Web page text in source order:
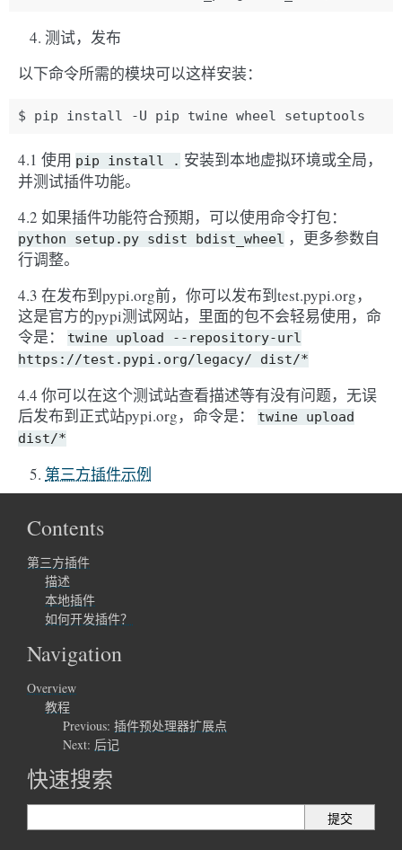
测试，发布
以下命令所需的模块可以这样安装：
$ pip install -U pip twine wheel
4.1 使用 pip install . 安装到本地虚拟环境或全局，
并测试插件功能。
4.2 如果插件功能符合预期，可以使用命令打包：
python setup.py sdist bdist_wheel ，更多参数自
行调整。
4.3 在发布到pypi.org前，你可以发布到test.pypi.org，
这是官方的pypi测试网站，里面的包不会轻易使用，命
令是：
twine upload
--repository-url
https://test.pypi.org/legacy/
dist/*
4.4 你可以在这个测试站查看描述等有没有问题，无误
后发布到正式站pypi.org，命令是：
twine upload
dist/*
第三方插件示例
Contents
第三方插件
描述
本地插件
如何开发插件？
Navigation
Overview
教程
Previous: 插件预处理器扩展点
Next: 后记
快速搜索